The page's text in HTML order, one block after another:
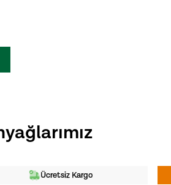
En Çok Satan 3. Ürün